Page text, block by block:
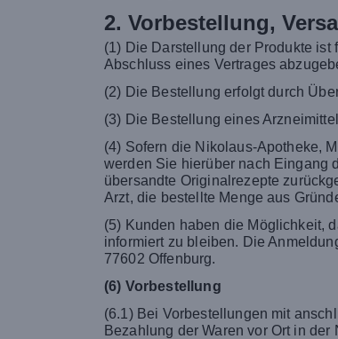
2. Vorbestellung,
(1) Die Darstellung der Produkte
Abschluss eines Vertrages
(2) Die Bestellung erfolgt durch
(3) Die Bestellung eines
(4) Sofern die Nikolaus-Apotheke,
werden Sie hierüber nach Eingang
übersandte Originalrezepte
Arzt, die bestellte Menge aus
(5) Kunden haben die Möglichkeit,
informiert zu bleiben. Die
77602 Offenburg.
(6) Vorbestellung
(6.1) Bei Vorbestellungen mit
Bezahlung der Waren vor Ort in